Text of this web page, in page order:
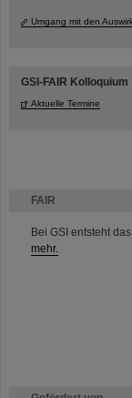
FAIR
Bei GSI entsteht
mehr.
Umgang mit den
GSI-FAIR Kolloquium
Aktuelle Termine